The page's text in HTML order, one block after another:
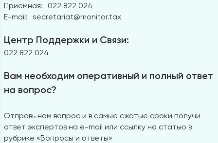
Приемная:
022 822 024
E-mail: secretariat@monitor.tax
Центр Поддержки и Связи:
022 822 024
Вам необходим оперативный и полный ответ
на вопрос?
Отправь нам вопрос и в самые сжатые сроки получи
ответ экспертов на e-mail или ссылку на статью в
рубрике «Вопросы и ответы»